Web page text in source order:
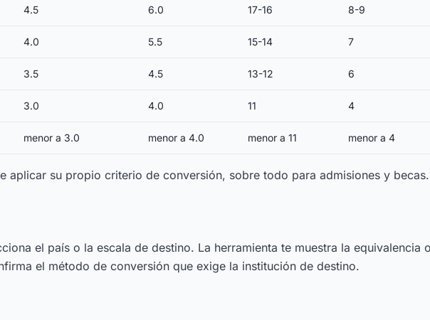
4.5 6.0 17-16 8-9
4.0 5.5 15-14 7
3.5 4.5 13-12 6
3.0 4.0 11 4
menor a 3.0 menor a 4.0 menor a 11 menor a 4
aplicar su propio criterio de conversión, sobre todo para admisiones y becas.
el país o la escala de destino. La herramienta te muestra la equivalencia
el método de conversión que exige la institución de destino.